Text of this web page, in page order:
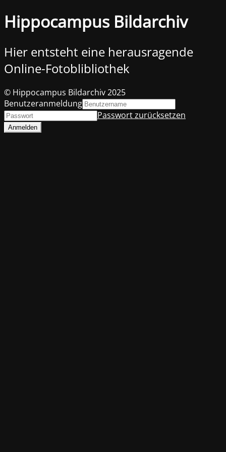
Hippocampus Bildarchiv
Hier entsteht eine herausragende
Online-Fotoblibliothek
© Hippocampus Bildarchiv 2025
Benutzeranmeldung
Passwort zurücksetzen